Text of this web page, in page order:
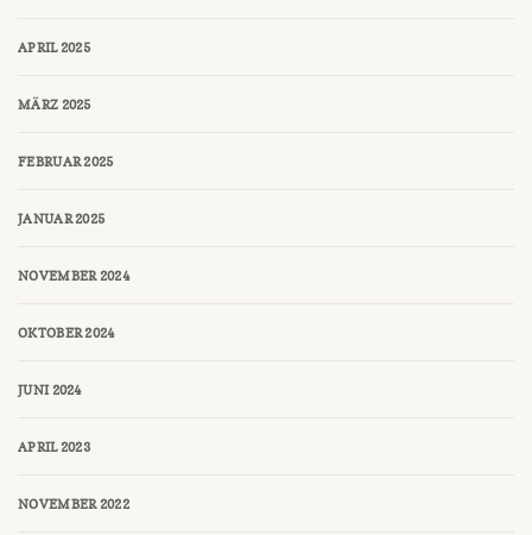
APRIL 2025
MÄRZ 2025
FEBRUAR 2025
JANUAR 2025
NOVEMBER 2024
OKTOBER 2024
JUNI 2024
APRIL 2023
NOVEMBER 2022